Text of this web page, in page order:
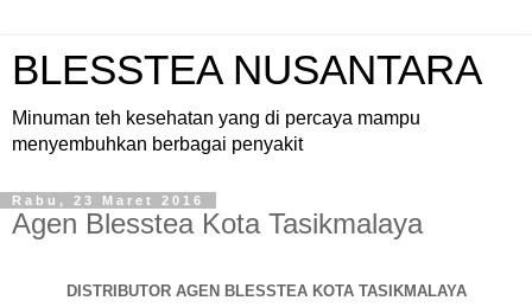
BLESSTEA NUSANTARA
Minuman teh kesehatan yang di percaya mampu
menyembuhkan berbagai penyakit
Rabu, 23 Maret 2016
Agen Blesstea Kota Tasikmalaya
DISTRIBUTOR AGEN BLESSTEA KOTA TASIKMALAYA